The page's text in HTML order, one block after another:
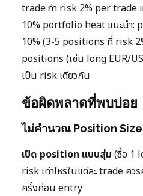
trade ถ้า risk 2% per trade
10% portfolio heat แนะนำ:
10% (3-5 positions ที่ risk
positions (เช่น long EUR/
เป็น risk เดียวกัน
ข้อผิดพลาดที่พบบ่อย
ไม่คำนวณ Position Size
เปิด position แบบสุ่ม (ซื้อ 1
risk เท่าไหร่ในแต่ละ trade ค
ครั้งก่อน entry